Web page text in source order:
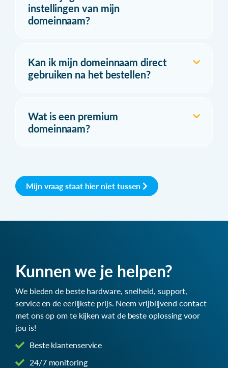
instellingen van mijn
domeinnaam?
Kan ik mijn domeinnaam direct
gebruiken na het bestellen?
Wat is een premium
domeinnaam?
Mijn vraag staat hier niet tussen
Kunnen we je helpen?
We bieden de beste hardware, snelheid, support,
service en de eerlijkste prijs. Neem vrijblijvend contact
met ons op om te kijken wat de beste oplossing voor
jou is!
Beste klantenservice
24/7 monitoring